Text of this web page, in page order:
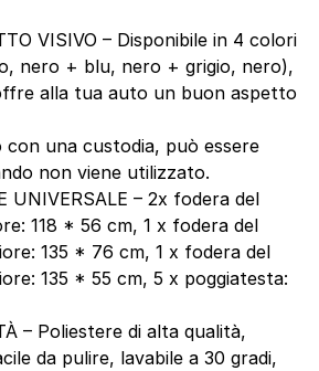
VISIVO – Disponibile in 4 colori
nero + blu, nero + grigio, nero),
alla tua auto un buon aspetto
una custodia, può essere
non viene utilizzato.
UNIVERSALE – 2x fodera del
118 * 56 cm, 1 x fodera del
135 * 76 cm, 1 x fodera del
135 * 55 cm, 5 x poggiatesta:
– Poliestere di alta qualità,
da pulire, lavabile a 30 gradi,